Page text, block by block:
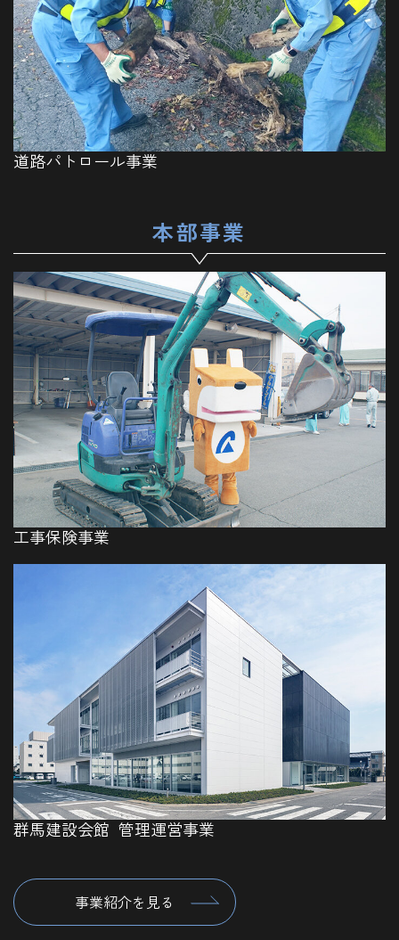
道路パトロール事業
本部事業
工事保険事業
群馬建設会館 管理運営事業
事業紹介を見る